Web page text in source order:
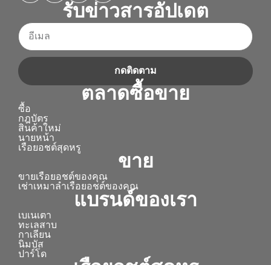
รับข่าวสารอัปเดต
กดติดตาม
ตลาดซื้อขาย
ซื้อ
กฎบัตร
สินค้าใหม่
นายหน้า
เรือยอชต์สุดหรู
ขาย
ขายเรือยอชต์ของคุณ
เช่าเหมาลำเรือยอชต์ของคุณ
แบรนด์ของเรา
เบเนเตา
ทะเลสาบ
กาเลียน
นิมบัส
ปาร์โด